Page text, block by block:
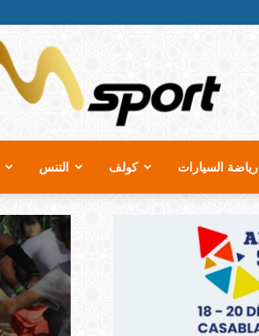
MSport.ma
التنس كولف رياضة السيارات